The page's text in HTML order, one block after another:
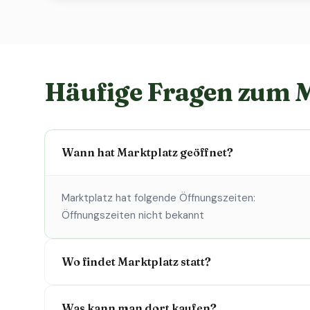
Häufige Fragen zum
Wann hat Marktplatz geöffnet?
Marktplatz hat folgende Öffnungszeiten:
Öffnungszeiten nicht bekannt
Wo findet Marktplatz statt?